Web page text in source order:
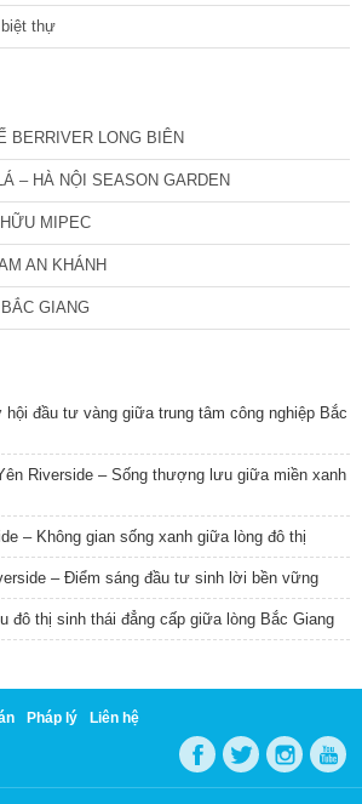
thự
BERRIVER LONG BIÊN
– HÀ NỘI SEASON GARDEN
MIPEC
AN KHÁNH
GIANG
đầu tư vàng giữa trung tâm công nghiệp Bắc
Riverside – Sống thượng lưu giữa miền xanh
– Không gian sống xanh giữa lòng đô thị
– Điểm sáng đầu tư sinh lời bền vững
đô thị sinh thái đẳng cấp giữa lòng Bắc Giang
Pháp lý Liên hệ